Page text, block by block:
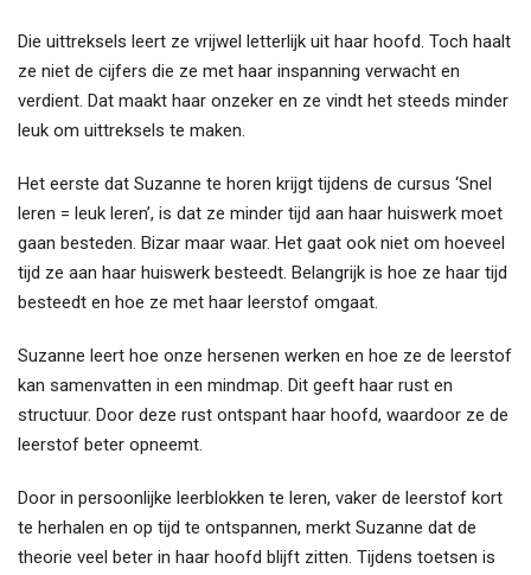
Die uittreksels leert ze vrijwel letterlijk uit haar hoofd. Toch haalt
ze niet de cijfers die ze met haar inspanning verwacht en
verdient. Dat maakt haar onzeker en ze vindt het steeds minder
leuk om uittreksels te maken.
Het eerste dat Suzanne te horen krijgt tijdens de cursus ‘Snel
leren = leuk leren’, is dat ze minder tijd aan haar huiswerk moet
gaan besteden. Bizar maar waar. Het gaat ook niet om hoeveel
tijd ze aan haar huiswerk besteedt. Belangrijk is hoe ze haar tijd
besteedt en hoe ze met haar leerstof omgaat.
Suzanne leert hoe onze hersenen werken en hoe ze de leerstof
kan samenvatten in een mindmap. Dit geeft haar rust en
structuur. Door deze rust ontspant haar hoofd, waardoor ze de
leerstof beter opneemt.
Door in persoonlijke leerblokken te leren, vaker de leerstof kort
te herhalen en op tijd te ontspannen, merkt Suzanne dat de
theorie veel beter in haar hoofd blijft zitten. Tijdens toetsen is